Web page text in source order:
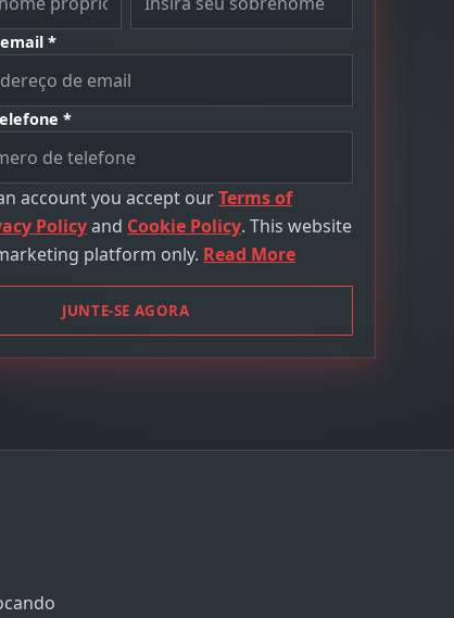
*
*
account you accept ourTerms of
Policyand Cookie Policy. This website
platform only. Read More
JUNTE-SE AGORA